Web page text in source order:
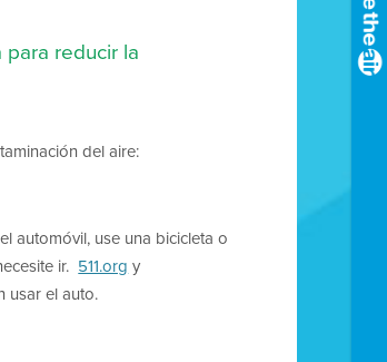
reducir la
del aire:
automóvil, use una bicicleta o
ir. 511.org y
usar el auto.